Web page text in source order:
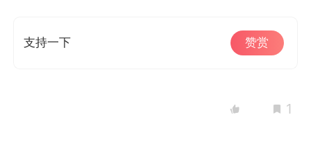
支持一下 赞赏
1